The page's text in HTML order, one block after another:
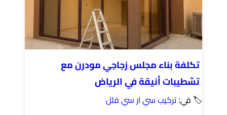
تكلفة بناء مجلس زجاجي مودرن مع
تشطيبات أنيقة في الرياض
🏷 في:تركيب سي ار سي فلل